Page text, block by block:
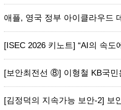
애플, 영국 정부 아이클라우드
[ISEC 2026 키노트] “AI의 속도
[보안최전선 ⑧] 이형철 KB국민
[김정덕의 지속가능 보안-2] 보